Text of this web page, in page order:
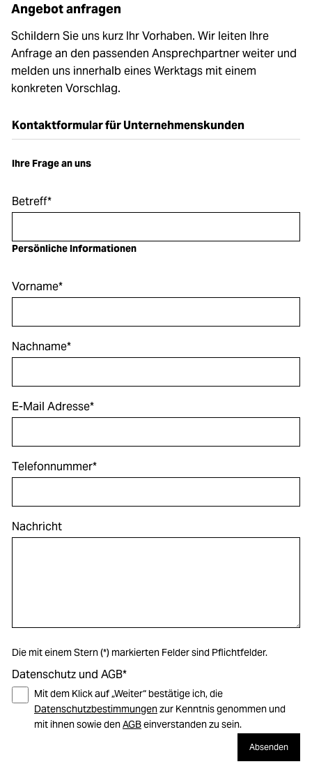
Angebot anfragen
Schildern Sie uns kurz Ihr Vorhaben. Wir leiten Ihre
Anfrage an den passenden Ansprechpartner weiter und
melden uns innerhalb eines Werktags mit einem
konkreten Vorschlag.
Kontaktformular für Unternehmenskunden
Ihre Frage an uns
Betreff*
Persönliche Informationen
Vorname*
Nachname*
E-Mail Adresse*
Telefonnummer*
Nachricht
Die mit einem Stern (*) markierten Felder sind Pflichtfelder.
Datenschutz und AGB*
Mit dem Klick auf „Weiter“ bestätige ich, die
Datenschutzbestimmungenzur Kenntnis genommen und
mit ihnen sowie denAGBeinverstanden zu sein.
Absenden